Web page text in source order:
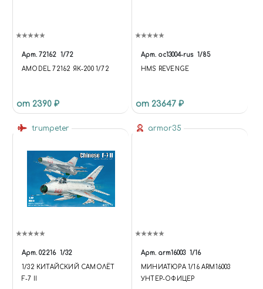
Арт. 72162 1/72
AMODEL 72162 ЯК-200 1/72
от 2390 ₽
Арт. oc13004-rus 1/85
HMS REVENGE
от 23647 ₽
trumpeter
Арт. 02216 1/32
1/32 КИТАЙСКИЙ САМОЛЁТ
F-7 II
armor35
Арт. arm16003 1/16
МИНИАТЮРА 1/16 ARM16003
УНТЕР-ОФИЦЕР